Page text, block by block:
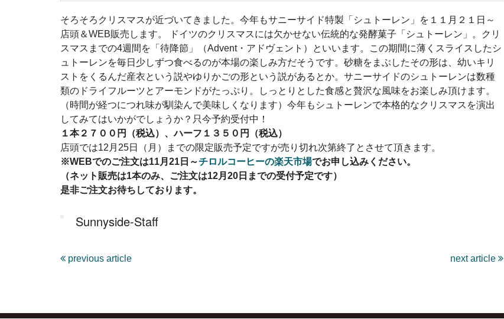
そろそろクリスマスが近づいてきました。今年もサニーサイド特製「シュトーレン」を１１月２１日～
店頭＆WEB販売します。 ドイツのクリスマスには欠かせない伝統的な発酵菓子「シュトーレン」。クリ
スマスまでの4週間を「待降節」（Advent・アドヴェント）といいます。この期間に薄くスライスしたシ
ュトーレンを毎日少しずつ食べるのが本場の楽しみ方だそうです。砂糖をまぶしたその形は、幼いキリ
ストをくるんだ産衣という説やゆりかごの形という説があるとか。サニーサイドのシュトーレンは数種
類のドライフルーツとアーモンドがたっぷり。しっとりとした食感と贅沢な風味をお楽しみ頂けます。
（時間が経つにつれ味が馴染んで美味しくなります）今年もシュトーレンで本格的なクリスマスを演出
してみてはいかがでしょうか？只今予約受付中！
１本２７００円（税込）、ハーフ１３５０円（税込）
店頭では12月25日（月）までの限定販売予定ですが売り切れ次第終了とさせて頂きます。
※WEBでのご注文は11月21日～チロルコーヒーの楽天市場でお申し込みください。
（ネット販売は1本のみ、ご注文は12月20日までの受付予定です）
是非ご注文お待ちしております。
Sunnyside-Staff
previous article next article